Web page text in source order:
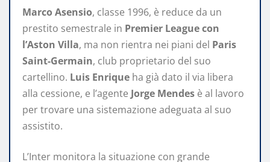
Marco Asensio, classe 1996, è reduce da un
prestito semestrale in Premier League con
l’Aston Villa, ma non rientra nei piani del Paris
Saint-Germain, club proprietario del suo
cartellino. Luis Enrique ha già dato il via libera
alla cessione, e l’agente Jorge Mendes è al lavoro
per trovare una sistemazione adeguata al suo
assistito.
L’Inter monitora la situazione con grande